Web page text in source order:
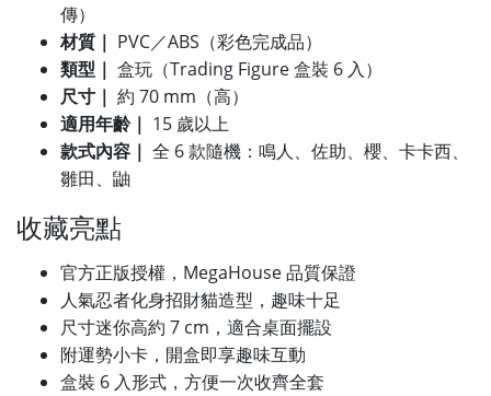
傳）
材質｜ PVC／ABS（彩色完成品）
類型｜ 盒玩（Trading Figure 盒裝 6 入）
尺寸｜ 約 70 mm（高）
適用年齡｜ 15 歲以上
款式內容｜ 全 6 款隨機：鳴人、佐助、櫻、卡卡西、
雛田、鼬
收藏亮點
官方正版授權，MegaHouse 品質保證
人氣忍者化身招財貓造型，趣味十足
尺寸迷你高約 7 cm，適合桌面擺設
附運勢小卡，開盒即享趣味互動
盒裝 6 入形式，方便一次收齊全套